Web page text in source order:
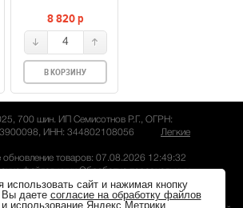
8 820p
4
В КОРЗИНУ
700 шин. ИП Семисотнов Р.Г., ОГРН:
ИНН: 344802108056
Легкие
обновление товаров: 07.08.2026 12:49:32
файлов куки Обработка персональных
использовать сайт и нажимая кнопку
даете согласие на обработку файлов
использование Яндекс.Метрики.